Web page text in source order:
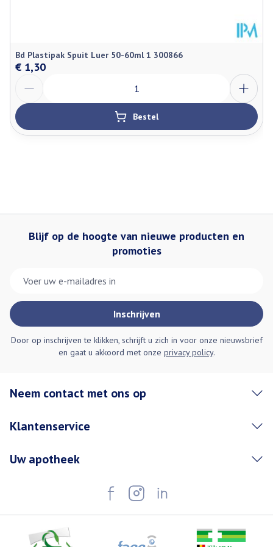
Bd Plastipak Spuit Luer 50-60ml 1 300866
€ 1,30
Bestel
Blijf op de hoogte van nieuwe producten en
promoties
Inschrijven
Door op inschrijven te klikken, schrijft u zich in voor onze nieuwsbrief
en gaat u akkoord met onze privacy policy.
Neem contact met ons op
Klantenservice
Uw apotheek